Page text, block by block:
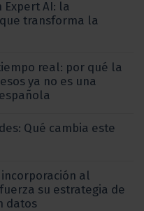
AI: la
transforma la
real: por qué la
ya no es una
Qué cambia este
incorporación al
su estrategia de
datos